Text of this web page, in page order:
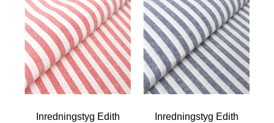
Inredningstyg Edith Inredningstyg Edith